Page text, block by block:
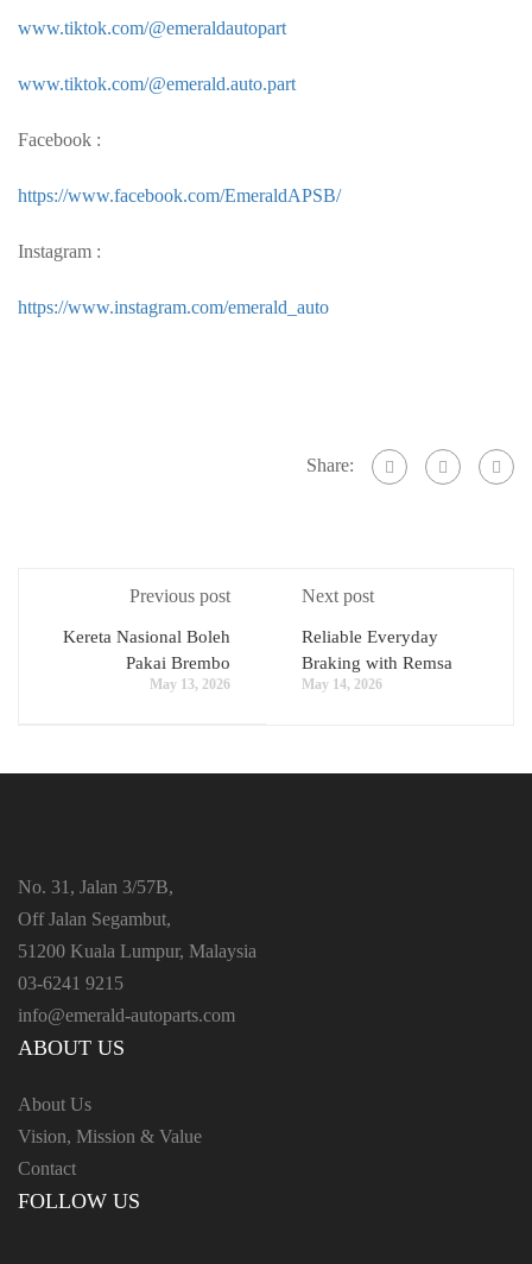
www.tiktok.com/@emeraldautopart
www.tiktok.com/@emerald.auto.part
Facebook :
https://www.facebook.com/EmeraldAPSB/
Instagram :
https://www.instagram.com/emerald_auto
Share:
Previous post
Kereta Nasional Boleh
Pakai Brembo
May 13, 2026
Next post
Reliable Everyday
Braking with Remsa
May 14, 2026
No. 31, Jalan 3/57B,
Off Jalan Segambut,
51200 Kuala Lumpur, Malaysia
03-6241 9215
info@emerald-autoparts.com
ABOUT US
About Us
Vision, Mission & Value
Contact
FOLLOW US